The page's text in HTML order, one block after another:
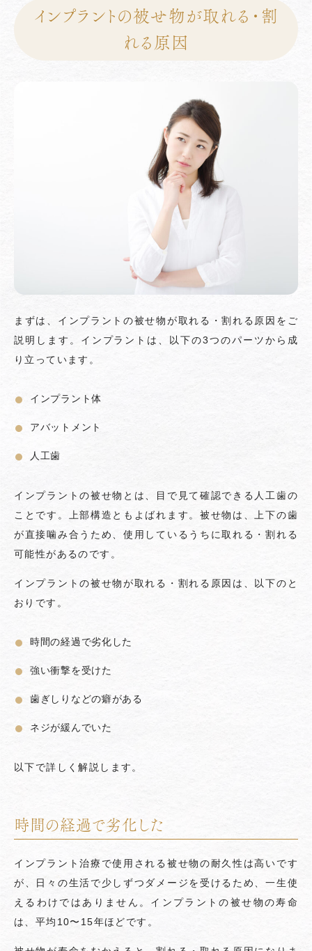
インプラントの被せ物が取れる・割
れる原因
まずは、インプラントの被せ物が取れる・割れる原因をご
説明します。インプラントは、以下の3つのパーツから成
り立っています。
インプラント体
アバットメント
人工歯
インプラントの被せ物とは、目で見て確認できる人工歯の
ことです。上部構造ともよばれます。被せ物は、上下の歯
が直接噛み合うため、使用しているうちに取れる・割れる
可能性があるのです。
インプラントの被せ物が取れる・割れる原因は、以下のと
おりです。
時間の経過で劣化した
強い衝撃を受けた
歯ぎしりなどの癖がある
ネジが緩んでいた
以下で詳しく解説します。
時間の経過で劣化した
インプラント治療で使用される被せ物の耐久性は高いです
が、日々の生活で少しずつダメージを受けるため、一生使
えるわけではありません。インプラントの被せ物の寿命
は、平均10〜15年ほどです。